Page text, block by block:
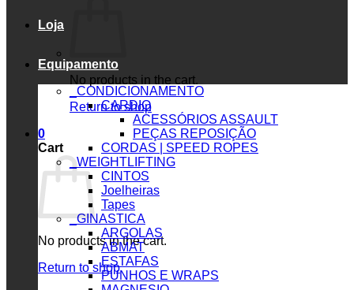
No products in the cart.
Return to shop
0
Cart
No products in the cart.
Return to shop
Loja
Equipamento
_CONDICIONAMENTO
CARDIO
ACESSÓRIOS ASSAULT
PEÇAS REPOSIÇÃO
CORDAS | SPEED ROPES
_WEIGHTLIFTING
CINTOS
Joelheiras
Tapes
_GINASTICA
ARGOLAS
ABMAT
ESTAFAS
PUNHOS E WRAPS